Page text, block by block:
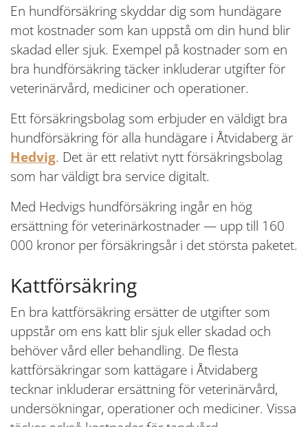
En hundförsäkring skyddar dig som hundägare
mot kostnader som kan uppstå om din hund blir
skadad eller sjuk. Exempel på kostnader som en
bra hundförsäkring täcker inkluderar utgifter för
veterinärvård, mediciner och operationer.
Ett försäkringsbolag som erbjuder en väldigt bra
hundförsäkring för alla hundägare i Åtvidaberg är
Hedvig. Det är ett relativt nytt försäkringsbolag
som har väldigt bra service digitalt.
Med Hedvigs hundförsäkring ingår en hög
ersättning för veterinärkostnader — upp till 160
000 kronor per försäkringsår i det största paketet.
Kattförsäkring
En bra kattförsäkring ersätter de utgifter som
uppstår om ens katt blir sjuk eller skadad och
behöver vård eller behandling. De flesta
kattförsäkringar som kattägare i Åtvidaberg
tecknar inkluderar ersättning för veterinärvård,
undersökningar, operationer och mediciner. Vissa